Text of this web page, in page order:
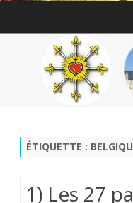
ÉTIQUETTE :
1) Les 27